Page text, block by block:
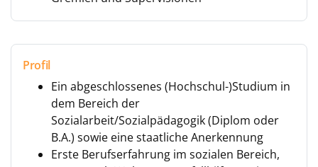
Profil
Ein abgeschlossenes (Hochschul-)Studium in
dem Bereich der
Sozialarbeit/Sozialpädagogik (Diplom oder
B.A.) sowie eine staatliche Anerkennung
Erste Berufserfahrung im sozialen Bereich,